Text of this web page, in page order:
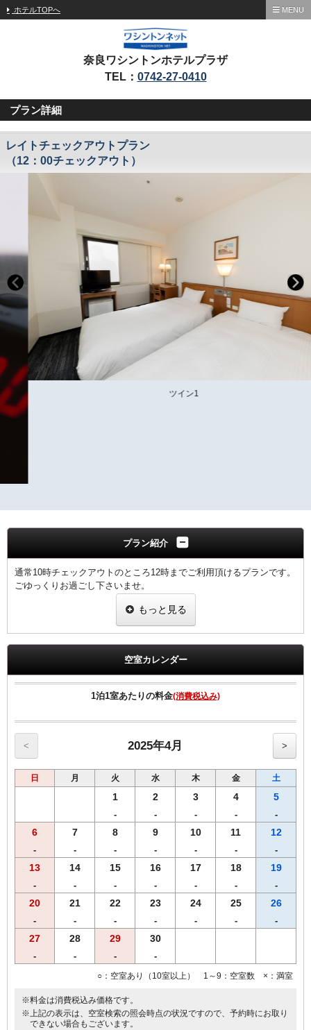
ホテルTOPへ MENU
奈良ワシントンホテルプラザ
TEL： 0742-27-0410
プラン詳細
レイトチェックアウトプラン
（12：00チェックアウト）
ツイン1
プラン紹介
通常10時チェックアウトのところ12時までご利用頂けるプランです。
ごゆっくりお過ごし下さいませ。
●高速インターネット回線(LAN接続/無料）
●全室、洗浄機付トイレ完備
●全室、加湿機能付空気清浄機設置
●枕元にUSBコンセント設置
もっと見る
空室カレンダー
1泊1室あたりの料金(消費税込み)
< 2025年4月 >
日 月 火 水 木 金 土
1
-
2
-
3
-
4
-
5
-
6
-
7
-
8
-
9
-
10
-
11
-
12
-
13
-
14
-
15
-
16
-
17
-
18
-
19
-
20
-
21
-
22
-
23
-
24
-
25
-
26
-
27
-
28
-
29
-
30
-
○：空室あり（10室以上） 1～9：空室数 ×：満室
※料金は消費税込み価格です。
※上記の表示は、空室検索の照会時点の状況ですので、予約時にお取り
できない場合もございます。